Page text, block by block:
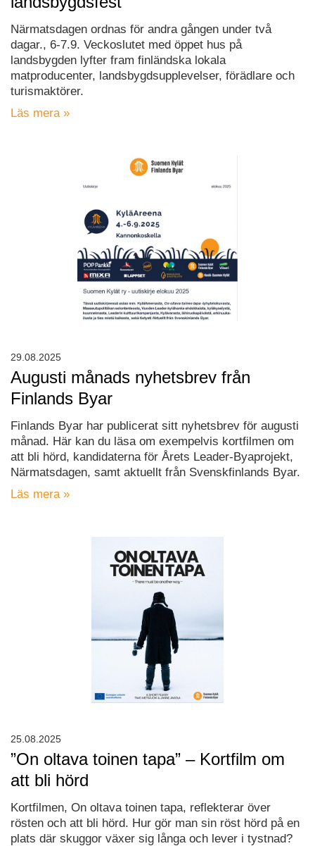
Närmatsdagen ordnas för andra gången under två
dagar., 6-7.9. Veckoslutet med öppet hus på
landsbygden lyfter fram finländska lokala
matproducenter, landsbygdsupplevelser, förädlare och
turismaktörer.
Läs mera »
Augusti månads nyhetsbrev från
Finlands Byar
Finlands Byar har publicerat sitt nyhetsbrev för augusti
månad. Här kan du läsa om exempelvis kortfilmen om
att bli hörd, kandidaterna för Årets Leader-Byaprojekt,
Närmatsdagen, samt aktuellt från Svenskfinlands Byar.
Läs mera »
29.08.2025
”On oltava toinen tapa” – Kortfilm om
att bli hörd
Kortfilmen, On oltava toinen tapa, reflekterar över
rösten och att bli hörd. Hur gör man sin röst hörd på en
plats där skuggor växer sig långa och lever i tystnad?
25.08.2025